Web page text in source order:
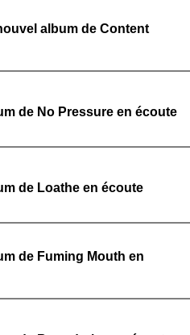
album de Content
de No Pressure en écoute
de Loathe en écoute
de Fuming Mouth en